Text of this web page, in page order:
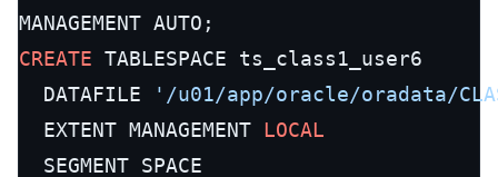
CREATE TABLESPACE ts_class1_user6
  DATAFILE
'/u01/app/oracle/oradata/
  EXTENT MANAGEMENT
LOCAL
  SEGMENT SPACE